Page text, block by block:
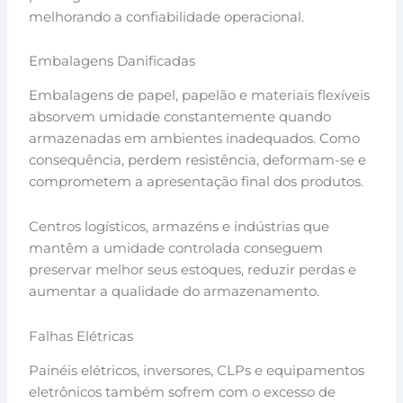
melhorando a confiabilidade operacional.
Embalagens Danificadas
Embalagens de papel, papelão e materiais flexíveis
absorvem umidade constantemente quando
armazenadas em ambientes inadequados. Como
consequência, perdem resistência, deformam-se e
comprometem a apresentação final dos produtos.
Centros logísticos, armazéns e indústrias que
mantêm a umidade controlada conseguem
preservar melhor seus estoques, reduzir perdas e
aumentar a qualidade do armazenamento.
Falhas Elétricas
Painéis elétricos, inversores, CLPs e equipamentos
eletrônicos também sofrem com o excesso de